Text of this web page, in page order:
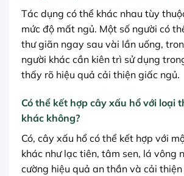
Tác dụng có thể khác nhau tùy
mức độ mất ngủ. Một số người có
thư giãn ngay sau vài lần uống,
người khác cần kiên trì sử dụng
thấy rõ hiệu quả cải thiện giấc ngủ.
Có thể kết hợp cây xấu hổ với loại
khác không?
Có, cây xấu hổ có thể kết hợp với
khác như lạc tiên, tâm sen, lá vông
cường hiệu quả an thần và cải